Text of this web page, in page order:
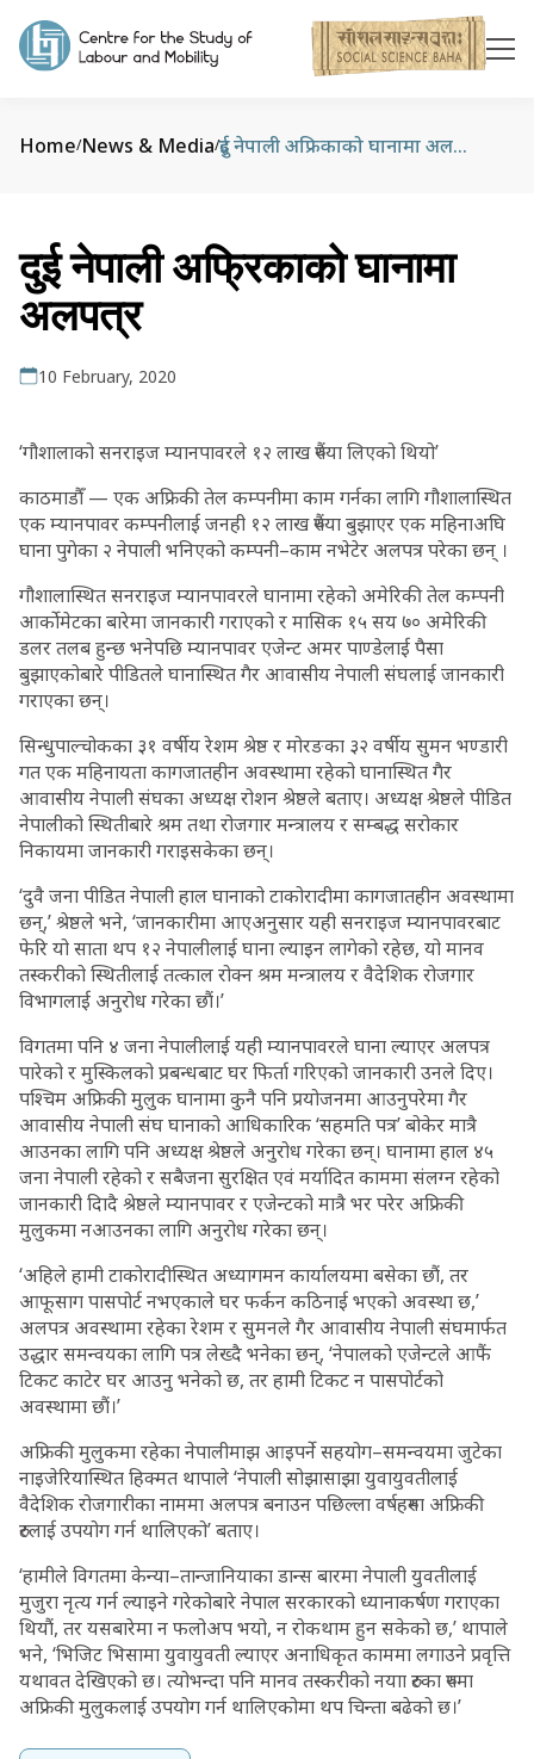
Home/News & Media/ दुई नेपाली अफ्रिकाको घानामा अलपत्र
दुई नेपाली अफ्रिकाको घानामा
अलपत्र
10 February, 2020
‘गौशालाको सनराइज म्यानपावरले १२ लाख रुपैंया लिएको थियो’
काठमाडौँ — एक अफ्रिकी तेल कम्पनीमा काम गर्नका लागि गौशालास्थित
एक म्यानपावर कम्पनीलाई जनही १२ लाख रुपैंया बुझाएर एक महिनाअघि
घाना पुगेका २ नेपाली भनिएको कम्पनी–काम नभेटेर अलपत्र परेका छन् ।
गौशालास्थित सनराइज म्यानपावरले घानामा रहेको अमेरिकी तेल कम्पनी
आर्कोमेटका बारेमा जानकारी गराएको र मासिक १५ सय ७० अमेरिकी
डलर तलब हुन्छ भनेपछि म्यानपावर एजेन्ट अमर पाण्डेलाई पैसा
बुझाएकोबारे पीडितले घानास्थित गैर आवासीय नेपाली संघलाई जानकारी
गराएका छन्।
सिन्धुपाल्चोकका ३१ वर्षीय रेशम श्रेष्ठ र मोरङका ३२ वर्षीय सुमन भण्डारी
गत एक महिनायता कागजातहीन अवस्थामा रहेको घानास्थित गैर
आवासीय नेपाली संघका अध्यक्ष रोशन श्रेष्ठले बताए। अध्यक्ष श्रेष्ठले पीडित
नेपालीको स्थितीबारे श्रम तथा रोजगार मन्त्रालय र सम्बद्ध सरोकार
निकायमा जानकारी गराइसकेका छन्।
‘दुवै जना पीडित नेपाली हाल घानाको टाकोरादीमा कागजातहीन अवस्थामा
छन्,’ श्रेष्ठले भने, ‘जानकारीमा आएअनुसार यही सनराइज म्यानपावरबाट
फेरि यो साता थप १२ नेपालीलाई घाना ल्याइन लागेको रहेछ, यो मानव
तस्करीको स्थितीलाई तत्काल रोक्न श्रम मन्त्रालय र वैदेशिक रोजगार
विभागलाई अनुरोध गरेका छौं।’
विगतमा पनि ४ जना नेपालीलाई यही म्यानपावरले घाना ल्याएर अलपत्र
पारेको र मुस्किलको प्रबन्धबाट घर फिर्ता गरिएको जानकारी उनले दिए।
पश्चिम अफ्रिकी मुलुक घानामा कुनै पनि प्रयोजनमा आउनुपरेमा गैर
आवासीय नेपाली संघ घानाको आधिकारिक ‘सहमति पत्र’ बोकेर मात्रै
आउनका लागि पनि अध्यक्ष श्रेष्ठले अनुरोध गरेका छन्। घानामा हाल ४५
जना नेपाली रहेको र सबैजना सुरक्षित एवं मर्यादित काममा संलग्न रहेको
जानकारी दिादै श्रेष्ठले म्यानपावर र एजेन्टको मात्रै भर परेर अफ्रिकी
मुलुकमा नआउनका लागि अनुरोध गरेका छन्।
‘अहिले हामी टाकोरादीस्थित अध्यागमन कार्यालयमा बसेका छौं, तर
आफूसाग पासपोर्ट नभएकाले घर फर्कन कठिनाई भएको अवस्था छ,’
अलपत्र अवस्थामा रहेका रेशम र सुमनले गैर आवासीय नेपाली संघमार्फत
उद्धार समन्वयका लागि पत्र लेख्दै भनेका छन्, ‘नेपालको एजेन्टले आफैं
टिकट काटेर घर आउनु भनेको छ, तर हामी टिकट न पासपोर्टको
अवस्थामा छौं।’
अफ्रिकी मुलुकमा रहेका नेपालीमाझ आइपर्ने सहयोग–समन्वयमा जुटेका
नाइजेरियास्थित हिक्मत थापाले ‘नेपाली सोझासाझा युवायुवतीलाई
वैदेशिक रोजगारीका नाममा अलपत्र बनाउन पछिल्ला वर्षहरुमा अफ्रिकी
रुटलाई उपयोग गर्न थालिएको’ बताए।
‘हामीले विगतमा केन्या–तान्जानियाका डान्स बारमा नेपाली युवतीलाई
मुजुरा नृत्य गर्न ल्याइने गरेकोबारे नेपाल सरकारको ध्यानाकर्षण गराएका
थियौं, तर यसबारेमा न फलोअप भयो, न रोकथाम हुन सकेको छ,’ थापाले
भने, ‘भिजिट भिसामा युवायुवती ल्याएर अनाधिकृत काममा लगाउने प्रवृत्ति
यथावत देखिएको छ। त्योभन्दा पनि मानव तस्करीको नयाा रुटका रुपमा
अफ्रिकी मुलुकलाई उपयोग गर्न थालिएकोमा थप चिन्ता बढेको छ।’